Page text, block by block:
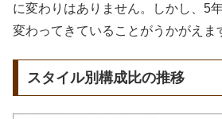
に変わりはありません。しかし、5
変わってきていることがうかがえま
スタイル別構成比の推移